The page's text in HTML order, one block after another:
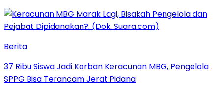
Berita
37 Ribu Siswa Jadi Korban Keracunan MBG, Pengelola
SPPG Bisa Terancam Jerat Pidana